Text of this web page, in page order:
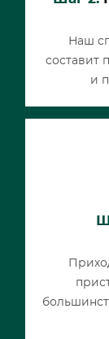
Наш
составит
и